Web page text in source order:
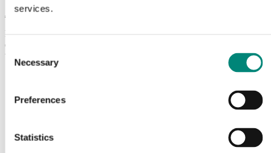
services.
Selection
Necessary
Preferences
Statistics
Logistique – Produit par type de transport
Les chiffres sont basés sur une charge complète. Veuillez noter que
de légères variations peuvent survenir en fonction des différentes
techniques d’empilage.
conteneur de 40 pieds
Camion NA de 53 pieds